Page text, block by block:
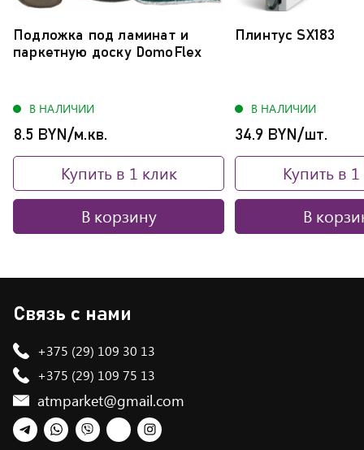
Подложка под ламинат и
паркетную доску DomoFlex
В НАЛИЧИИ
8.5 BYN/м.кв.
Купить в 1 клик
В корзину
Плинтус SX183
В НАЛИЧИИ
34.9 BYN/шт.
Купить в
В
Связь с нами
+375 (29) 109 30 13
+375 (29) 109 75 13
atmparket@gmail.com
Telegram
WhatsApp
ViberTikTokInstagram